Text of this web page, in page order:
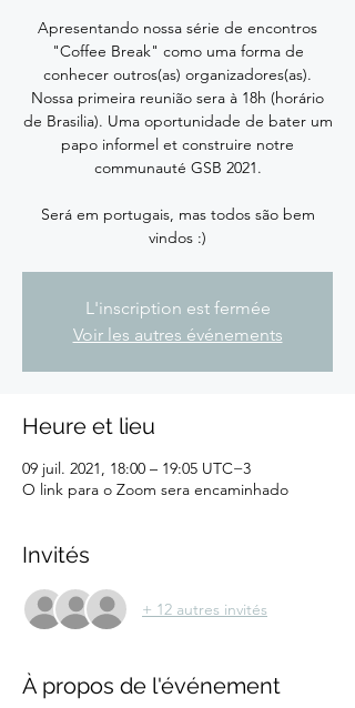
Apresentando nossa série de encontros
"Coffee Break" como uma forma de
conhecer outros(as) organizadores(as).
Nossa primeira reunião sera à 18h (horário
de Brasilia). Uma oportunidade de bater um
papo informel et construire notre
communauté GSB 2021.
Será em portugais, mas todos são bem
vindos :)
L'inscription est fermée
Voir les autres événements
Heure et lieu
09 juil. 2021, 18:00 – 19:05 UTC−3
O link para o Zoom sera encaminhado
Invités
+ 12 autres invités
À propos de l'événement